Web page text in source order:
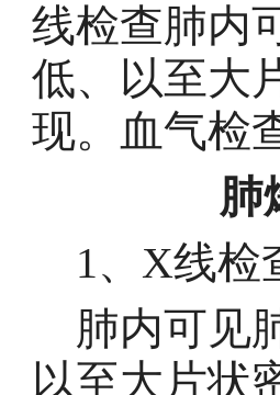
线检查肺内
低、以至大
现。血气检
肺
1、X线
肺内可见
以至大片状